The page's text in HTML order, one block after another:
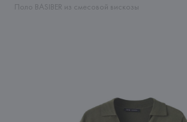
Поло BASIBER из смесовой вискозы